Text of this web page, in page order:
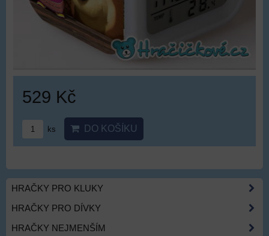
529 Kč
ks DO KOŠÍKU
HRAČKY PRO KLUKY
HRAČKY PRO DÍVKY
HRAČKY NEJMENŠÍM